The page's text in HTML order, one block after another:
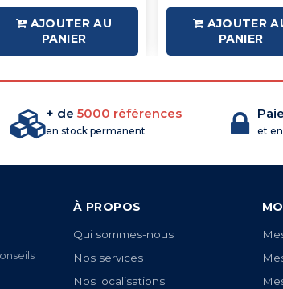
AJOUTER AU
PANIER
AJOUTER
PANIER
+ de 5000 références
en stock permanent et
À PROPOS
Qui sommes-nous
Nos services
Nos localisations